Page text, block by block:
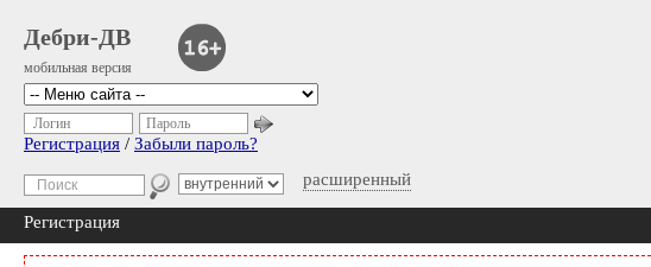
Дебри-ДВ
мобильная версия
расширенный
Логин Пароль
Регистрация / Забыли пароль?
Регистрация